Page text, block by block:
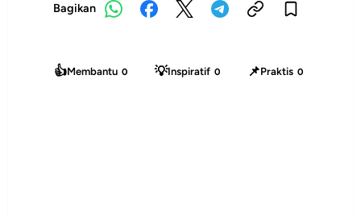
Bagikan
👍Membantu 0 💡Inspiratif 0 📌Praktis 0